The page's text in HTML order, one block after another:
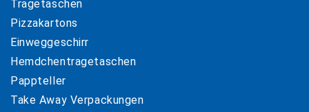
Tragetaschen
Pizzakartons
Einweggeschirr
Hemdchentragetaschen
Pappteller
Take Away Verpackungen